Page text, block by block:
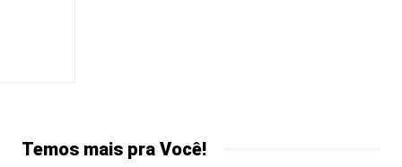
Temos mais pra Você!